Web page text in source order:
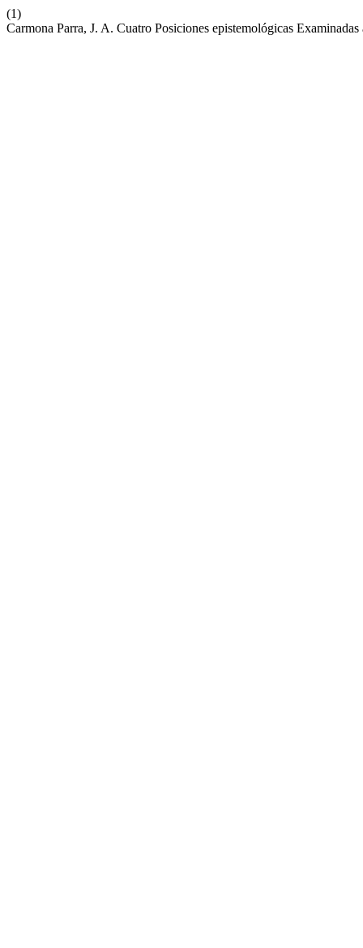
(1)
Carmona Parra, J. A. Cuatro Posiciones epistemológicas